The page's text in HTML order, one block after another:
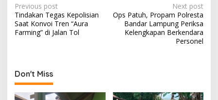
P
o
s
a
v
Previous post
Tindakan Tegas Kepolisian
Saat Konvoi Tren “Aura
Farming” di Jalan Tol
Next post
Ops Patuh, Propam Polresta
Bandar Lampung Periksa
Kelengkapan Berkendara
Personel
Don't Miss